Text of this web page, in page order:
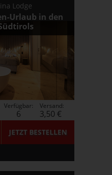
Lodge
Urlaub in den
JETZTBESTELLEN
Verfügbar:
6
Versand:
3,50 €